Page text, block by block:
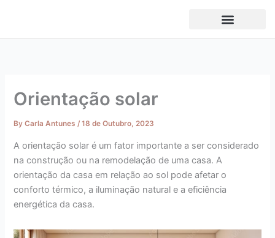
content
Orientação solar
ByCarla Antunes/18 de Outubro, 2023
A orientação solar é um fator importante a ser considerado
na construção ou na remodelação de uma casa. A
orientação da casa em relação ao sol pode afetar o
conforto térmico, a iluminação natural e a eficiência
energética da casa.